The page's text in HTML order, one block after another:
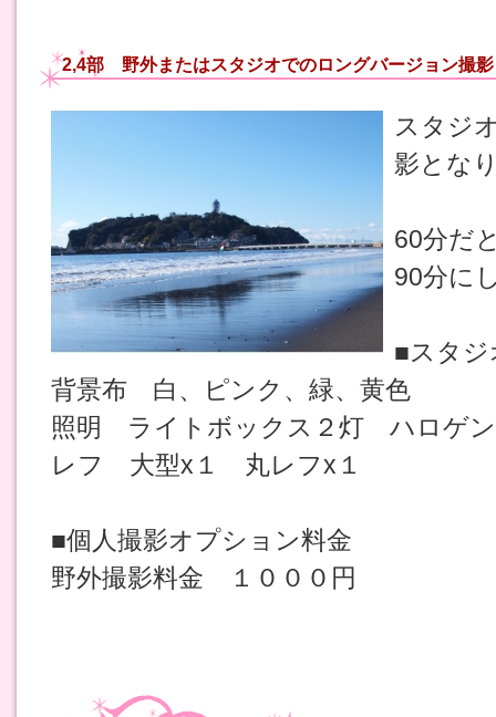
2,4部 野外またはスタジオでのロングバージョン撮影
スタジ
影とな
60分だ
90分に
■スタジ
背景布 白、ピンク、緑、黄色
照明 ライトボックス２灯 ハロゲ
レフ 大型x１ 丸レフx１
■個人撮影オプション料金
野外撮影料金 １０００円